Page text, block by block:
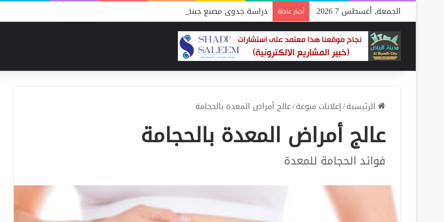
الجمعة, أغسطس 7 2026 أخبار عاجلة دراسة جدوى مصنع جبنة كيف تحسب الطاقة الإنتاجية؟
الرئيسية/إعلانات منوعة/عالج أمراض المعدة بالحجامة
عالج أمراض المعدة بالحجامة
فوائد الحجامة للمعدة